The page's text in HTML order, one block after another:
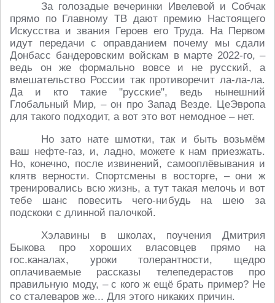
За голозадые вечеринки Ивелевой и Собчак
прямо по Главному ТВ дают премию Настоящего
Искусства и звания Героев его Труда. На Первом
идут передачи с оправданием почему мы сдали
Донбасс бандеровским войскам в марте 2022-го, –
ведь он же формально вовсе и не русский, а
вмешательство России так противоречит ла-ла-ла.
Да и кто такие "русские", ведь нынешний
Глобальный Мир, – он про Запад Везде. ЦеЭвропа
для такого подходит, а вот это вот немодное – нет.
Но зато нате шмотки, так и быть возьмём
ваш нефте-газ, и, ладно, можете к нам приезжать.
Но, конечно, после извинений, самооплёвывания и
клятв верности. Спортсмены в восторге, – они ж
тренировались всю жизнь, а тут такая мелочь и вот
тебе шанс повесить чего-нибудь на шею за
подскоки с длинной палочкой.
Хэлавины в школах, поучения Дмитрия
Быкова про хороших власовцев прямо на
гос.каналах, уроки толерантности, щедро
оплачиваемые рассказы телепедерастов про
правильную моду, – с кого ж ещё брать пример? Не
со сталеваров же... Для этого никаких причин.